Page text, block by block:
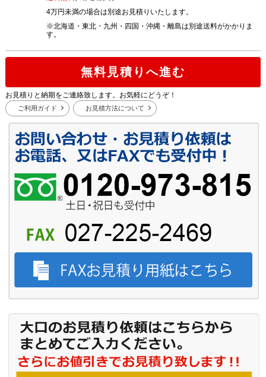
4万円未満の場合は別途お見積りいたします。
※北海道・東北・九州・四国・沖縄・離島は別途送料がかかりま
す。
無料見積りへ進む
お見積りと納期をご連絡致します。お気軽にどうぞ！
ご利用ガイド お見積方法について